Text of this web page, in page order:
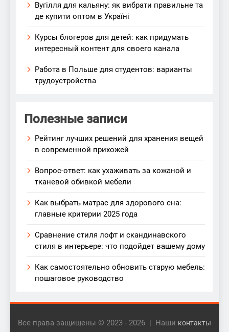
Вугілля для кальяну: як вибрати правильне та
де купити оптом в Україні
Курсы блогеров для детей: как придумать
интересный контент для своего канала
Работа в Польше для студентов: варианты
трудоустройства
Полезные записи
Рейтинг лучших решений для хранения вещей
в современной прихожей
Вопрос-ответ: как ухаживать за кожаной и
тканевой обивкой мебели
Как выбрать матрас для здорового сна:
главные критерии 2025 года
Сравнение стиля лофт и скандинавского
стиля в интерьере: что подойдет вашему дому
Как самостоятельно обновить старую мебель:
пошаговое руководство
Все права защищены © 2023 - 2026 | Наши контакты